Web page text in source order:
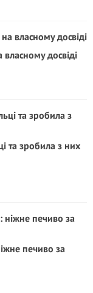
досвіді
та зробила з них
печиво за